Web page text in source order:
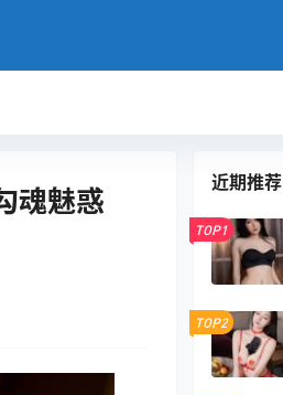
魂魅惑
近期推荐
TOP1
TOP2